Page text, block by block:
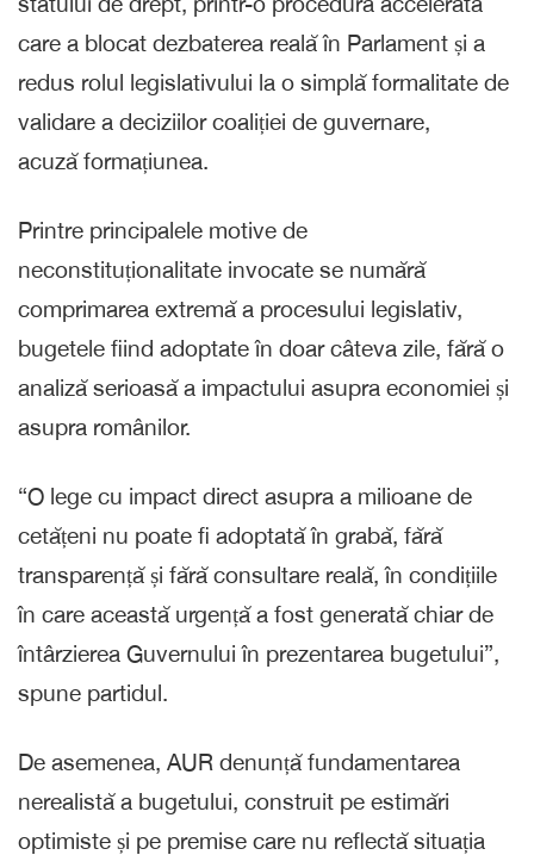
care a blocat dezbaterea reală în Parlament și a
redus rolul legislativului la o simplă formalitate de
validare a deciziilor coaliției de guvernare,
acuză formațiunea.
Printre principalele motive de
neconstituționalitate invocate se numără
comprimarea extremă a procesului legislativ,
bugetele fiind adoptate în doar câteva zile, fără o
analiză serioasă a impactului asupra economiei și
asupra românilor.
“O lege cu impact direct asupra a milioane de
cetățeni nu poate fi adoptată în grabă, fără
transparență și fără consultare reală, în condițiile
în care această urgență a fost generată chiar de
întârzierea Guvernului în prezentarea bugetului”,
spune partidul.
De asemenea, AUR denunță fundamentarea
nerealistă a bugetului, construit pe estimări
optimiste și pe premise care nu reflectă situația